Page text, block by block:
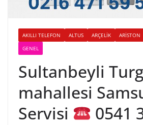
AKILLI TELEFON ALTUS ARÇELIK ARISTON
GENEL
Sultanbeyli
mahallesi
Servisi
0541